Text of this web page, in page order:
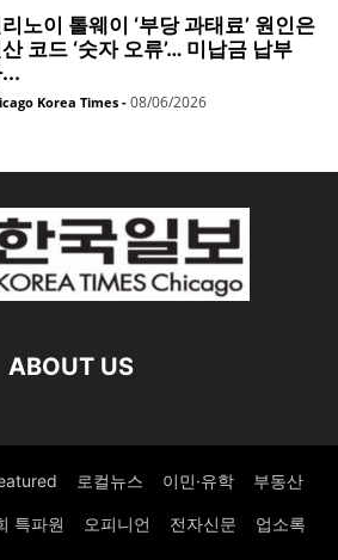
노이 톨웨이 ‘부당 과태료’ 원인은
코드 ‘숫자 오류’… 미납금 납부
Korea Times - 08/06/2026
ABOUT US
로컬뉴스 이민·유학 부동산
특파원 오피니언 전자신문 업소록